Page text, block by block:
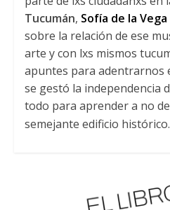
Tucumán, Sofía de la Vega
sobre la relación de ese
arte y con lxs mismos
apuntes para adentrarnos
se gestó la independencia
todo para aprender a no
semejante edificio histórico.